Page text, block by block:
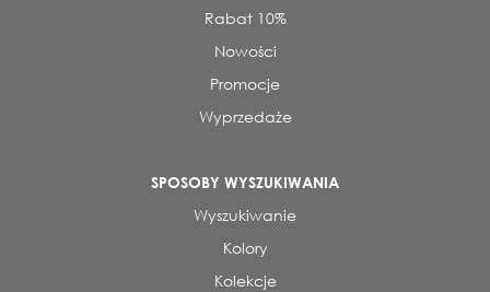
Rabat 10%
Nowości
Promocje
Wyprzedaże
SPOSOBY WYSZUKIWANIA
Wyszukiwanie
Kolory
Kolekcje